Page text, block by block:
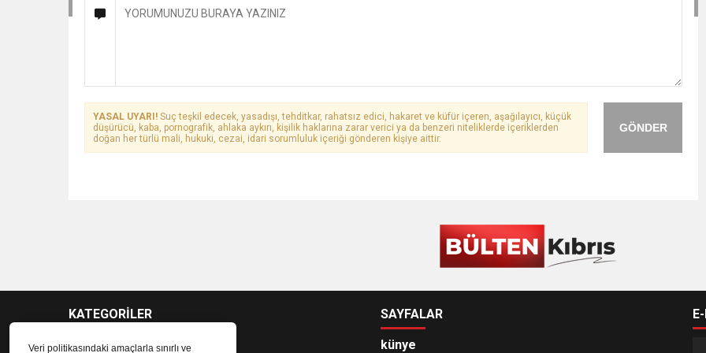
Veri politikasındaki amaçlarla sınırlı ve
GÖNDER
YASAL UYARI! Suç teşkil edecek, yasadışı, tehditkar, rahatsız edici, hakaret ve küfür içeren, aşağılayıcı, küçük
düşürücü, kaba, pornografik, ahlaka aykırı, kişilik haklarına zarar verici ya da benzeri niteliklerde içeriklerden
doğan her türlü mali, hukuki, cezai, idari sorumluluk içeriği gönderen kişiye aittir.
KATEGORİLER SAYFALAR
künye